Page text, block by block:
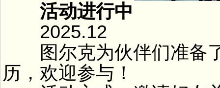
活动进行中
2025.12
图尔克为伙伴们准备
历，欢迎参与！